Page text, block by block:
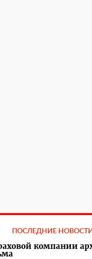
ПОСЛЕДНИЕ НОВОСТИ
компании